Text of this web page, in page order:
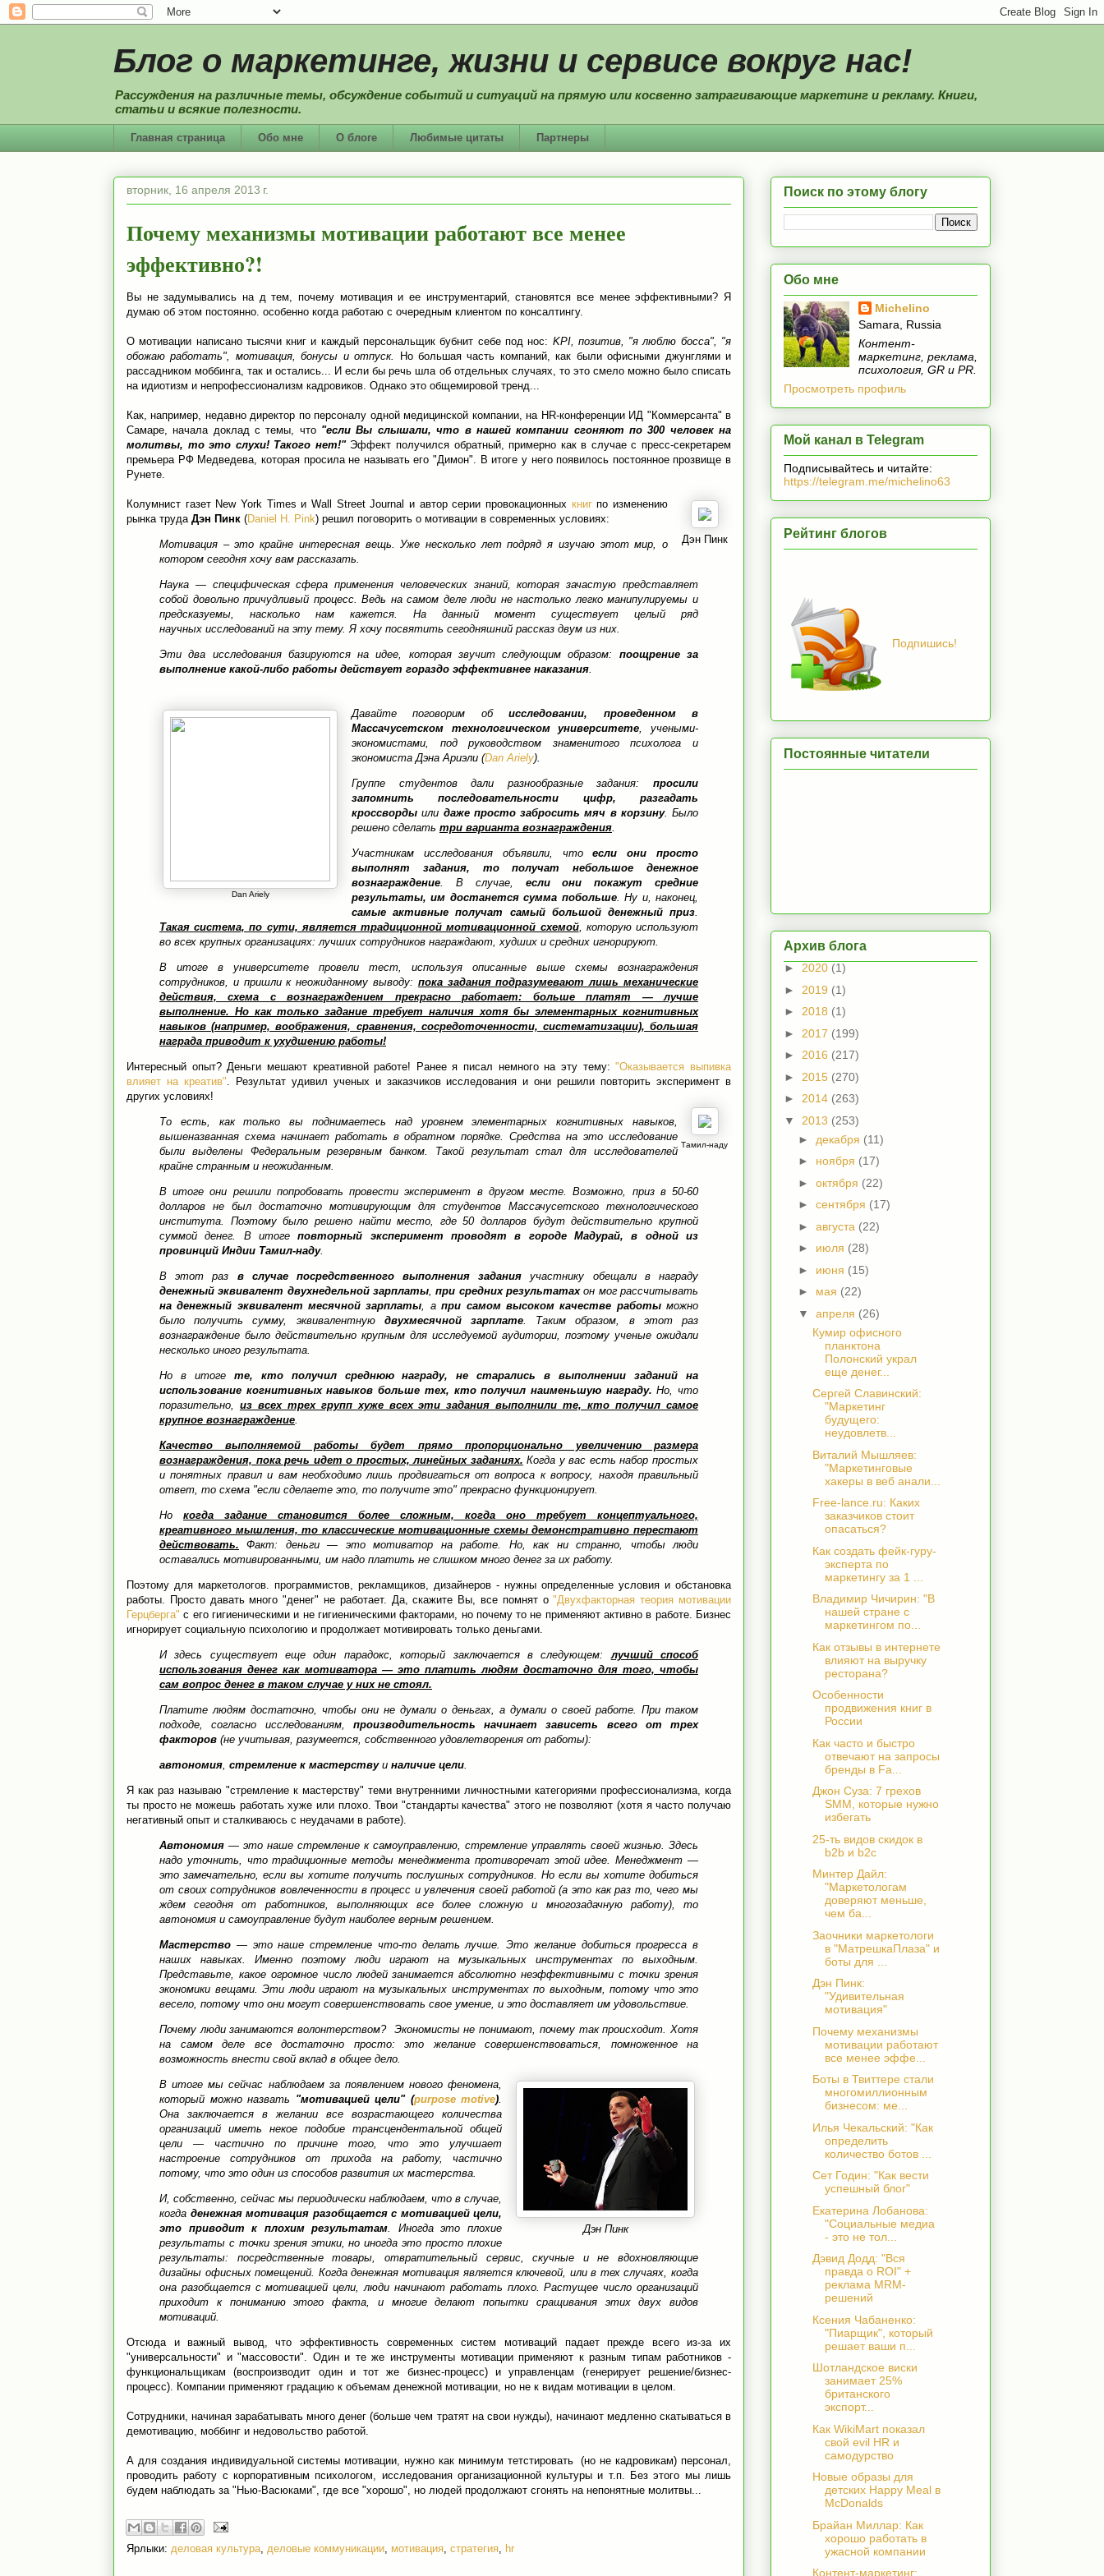
Блог о маркетинге, жизни и сервисе вокруг нас!
Рассуждения на различные темы, обсуждение событий и ситуаций на прямую или косвенно затрагивающие маркетинг и рекламу. Книги,
статьи и всякие полезности.
Главная страница Обо мне О блоге Любимые цитаты Партнеры
вторник, 16 апреля 2013 г.
Почему механизмы мотивации работают все менее
эффективно?!
Вы не задумывались на д тем, почему мотивация и ее инструментарий, становятся все менее эффективными? Я
думаю об этом постоянно. особенно когда работаю с очередным клиентом по консалтингу.
О мотивации написано тысячи книг и каждый персональщик бубнит себе под нос: KPI, позитив, "я люблю босса", "я
обожаю работать", мотивация, бонусы и отпуск.
Но большая часть компаний, как были офисными джунглями и
рассадником моббинга, так и остались... И если бы речь шла об отдельных случаях, то это смело можно было списать
на идиотизм и непрофессионализм кадровиков. Однако это общемировой тренд...
Как, например, недавно директор по персоналу одной медицинской компании, на HR-конференции ИД "Коммерсанта" в
Самаре, начала доклад с темы, что "если Вы слышали, что в нашей компании сгоняют по 300 человек на
молитвы, то это слухи! Такого нет!"Эффект получился обратный, примерно как в случае с пресс-секретарем
премьера РФ Медведева, которая просила не называть его "Димон". В итоге у него появилось постоянное прозвище в
Рунете.
Дэн Пинк
Колумнист газет New York Times и Wall Street Journal и автор серии провокационных книгпо изменению
рынка труда Дэн Пинк (Daniel H. Pink) решил поговорить о мотивации в современных условиях:
Мотивация – это крайне интересная вещь. Уже несколько лет подряд я изучаю этот мир, о
котором сегодня хочу вам рассказать.
Наука — специфическая сфера применения человеческих знаний, которая зачастую представляет
собой довольно причудливый процесс. Ведь на самом деле люди не настолько легко манипулируемы и
предсказуемы, насколько нам кажется. На данный момент существует целый ряд
научных исследований на эту тему. Я хочу посвятить сегодняшний рассказ двум из них.
Эти два исследования базируются на идее, которая звучит следующим образом: поощрение за
выполнение какой-либо работы действует гораздо эффективнее наказания
Dan Ariely
Давайте поговорим обисследовании, проведенном в
Массачусетском технологическом университете , учеными-
экономистами, под руководством знаменитого психолога и
экономиста Дэна Ариэли (Dan Ariely).
Группе студентов дали разнообразные задания: просили
запомнить последовательности цифр, разгадать
кроссворды или даже просто забросить мяч в корзину. Было
решено сделать три варианта вознаграждения
Участникам исследования объявили, чтоесли они просто
выполнят задания, то получат небольшое денежное
вознаграждение . В случае, если они покажут средние
результаты, им достанется сумма побольше. Ну и, наконец,
самые активные получат самый большой денежный приз
Такая система, по сути, является традиционной мотивационной схемой, которую используют
во всех крупных организациях: лучших сотрудников награждают, худших и средних игнорируют.
В итоге в университете провели тест, используя описанные выше схемы вознаграждения
сотрудников, и пришли к неожиданному выводу: пока задания подразумевают лишь механические
действия, схема с вознаграждением прекрасно работает: больше платят — лучше
выполнение. Но как только задание требует наличия хотя бы элементарных когнитивных
навыков (например, воображения, сравнения, сосредоточенности, систематизации), большая
награда приводит к ухудшению работы!
Интересный опыт? Деньги мешают креативной работе! Ранее я писал немного на эту тему:"Оказывается выпивка
влияет на креатив" . Результат удивил ученых и заказчиков исследования и они решили повторить эксперимент в
других условиях!
Тамил-наду
То есть, как только вы поднимаетесь над уровнем элементарных когнитивных навыков,
вышеназванная схема начинает работать в обратном порядке. Средства на это исследование
были выделены Федеральным резервным банком. Такой результат стал для исследователей
крайне странным и неожиданным.
В итоге они решили попробовать провести эксперимент в другом месте. Возможно, приз в 50-60
долларов не был достаточно мотивирующим для студентов Массачусетского технологического
института. Поэтому было решено найти место, где 50 долларов будут действительно крупной
суммой денег. В итогеповторный эксперимент проводят в городе Мадурай, в одной из
провинций Индии Тамил-наду.
В этот раз в случае посредственного выполнения задания участнику обещали в награду
денежный эквивалент двухнедельной зарплаты ,при средних результатахон мог рассчитывать
на денежный эквивалент месячной зарплаты , апри самом высоком качестве работыможно
было получить сумму, эквивалентную двухмесячной зарплате . Таким образом, в этот раз
вознаграждение было действительно крупным для исследуемой аудитории, поэтому ученые ожидали
несколько иного результата.
Но в итоге те, кто получил среднюю награду, не старались в выполнении заданий на
использование когнитивных навыков больше тех, кто получил наименьшую награду. Но, что
поразительно, из всех трех групп хуже всех эти задания выполнили те, кто получил самое
крупное вознаграждение
Качество выполняемой работы будет прямо пропорционально увеличению размера
вознаграждения, пока речь идет о простых, линейных заданиях. Когда у вас есть набор простых
и понятных правил и вам необходимо лишь продвигаться от вопроса к вопросу, находя правильный
ответ, то схема "если сделаете это, то получите это" прекрасно функционирует.
Но когда задание становится более сложным, когда оно требует концептуального,
креативного мышления, то классические мотивационные схемы демонстративно перестают
действовать. Факт: деньги — это мотиватор на работе. Но, как ни странно, чтобы люди
оставались мотивированными, им надо платить не слишком много денег за их работу.
Поэтому для маркетологов. программистов, рекламщиков, дизайнеров - нужны определенные условия и обстановка
работы. Просто давать много "денег" не работает. Да, скажите Вы, все помнят о"Двухфакторная теория мотивации
Герцберга" с его гигиеническими и не гигиеническими факторами, но почему то не применяют активно в работе. Бизнес
игнорирует социальную психологию и продолжает мотивировать только деньгами.
И здесь существует еще один парадокс, который заключается в следующем: лучший способ
использования денег как мотиватора — это платить людям достаточно для того, чтобы
сам вопрос денег в таком случае у них не стоял.
Платите людям достаточно, чтобы они не думали о деньгах, а думали о своей работе. При таком
подходе, согласно исследованиям, производительность начинает зависеть всего от трех
факторов (не учитывая, разумеется, собственного удовлетворения от работы):
автономия стремление к мастерствуи наличие цели
Я как раз называю "стремление к мастерству" теми внутренними личностными категориями профессионализма, когда
ты просто не можешь работать хуже или плохо. Твои "стандарты качества" этого не позволяют (хотя я часто получаю
негативный опыт и сталкиваюсь с неудачами в работе).
Автономия — это наше стремление к самоуправлению, стремление управлять своей жизнью. Здесь
надо уточнить, что традиционные методы менеджмента противоречат этой идее. Менеджмент —
это замечательно, если вы хотите получить послушных сотрудников. Но если вы хотите добиться
от своих сотрудников вовлеченности в процесс и увлечения своей работой (а это как раз то, чего мы
ждем сегодня от работников, выполняющих все более сложную и многозадачную работу), то
автономия и самоуправление будут наиболее верным решением.
Мастерство — это наше стремление что-то делать лучше. Это желание добиться прогресса в
наших навыках. Именно поэтому люди играют на музыкальных инструментах по выходным.
Представьте, какое огромное число людей занимается абсолютно неэффективными с точки зрения
экономики вещами. Эти люди играют на музыкальных инструментах по выходным, потому что это
весело, потому что они могут совершенствовать свое умение, и это доставляет им удовольствие.
Почему люди занимаются волонтерством? Экономисты не понимают, почему так происходит. Хотя
на самом деле все достаточно просто: это желание совершенствоваться, помноженное на
возможность внести свой вклад в общее дело.
Дэн Пинк
В итоге мы сейчас наблюдаем за появлением нового феномена,
который можно назвать "мотивацией цели" (purpose motive)
Она заключается в желании все возрастающего количества
организаций иметь некое подобие трансцендентальной общей
цели — частично по причине того, что это улучшает
настроение сотрудников от прихода на работу, частично
потому, что это один из способов развития их мастерства.
И, собственно, сейчас мы периодически наблюдаем, что в случае,
когда денежная мотивация разобщается с мотивацией цели,
это приводит к плохим результатам . Иногда это плохие
результаты с точки зрения этики, но иногда это просто плохие
результаты: посредственные товары, отвратительный сервис, скучные и не вдохновляющие
дизайны офисных помещений. Когда денежная мотивация является ключевой, или в тех случаях, когда
она разобщается с мотивацией цели, люди начинают работать плохо. Растущее число организаций
приходит к пониманию этого факта, и многие делают попытки сращивания этих двух видов
мотиваций.
Отсюда и важный вывод, что эффективность современных систем мотиваций падает прежде всего из-за их
"универсальности" и "массовости". Один и те же инструменты мотивации применяют к разным типам работников -
функциональщикам (воспроизводит один и тот же бизнес-процесс) и управленцам (генерирует решение/бизнес-
процесс). Компании применяют градацию к объемам денежной мотивации, но не к видам мотивации в целом.
Сотрудники, начиная зарабатывать много денег (больше чем тратят на свои нужды), начинают медленно скатываться в
демотивацию, моббинг и недовольство работой.
А для создания индивидуальной системы мотивации, нужно как минимум тетстировать (но не кадровикам) персонал,
проводить работу с корпоративным психологом, исследования организационной культуры и т.п. Без этого мы лишь
будем наблюдать за "Нью-Васюками", где все "хорошо", но людей продолжают сгонять на непонятные молитвы...
Ярлыки: деловая культура деловые коммуникации мотивация стратегия hr
Поиск по этому блогу
Обо мне
Michelino
Samara, Russia
Контент-
маркетинг, реклама,
психология, GR и PR.
Просмотреть профиль
Мой канал в Telegram
Подписывайтесь и читайте:
https://telegram.me/michelino63
Рейтинг блогов
Подпишись!
Постоянные читатели
Архив блога
► 2020 (1)
► 2019 (1)
► 2018 (1)
► 2017 (199)
► 2016 (217)
► 2015 (270)
► 2014 (263)
▼ 2013 (253)
► декабря (11)
► ноября (17)
► октября (22)
► сентября (17)
► августа (22)
► июля (28)
► июня (15)
► мая (22)
▼ апреля (26)
Кумир офисного
планктона
Полонский украл
еще денег...
Сергей Славинский:
"Маркетинг
будущего:
неудовлетв...
Виталий Мышляев:
"Маркетинговые
хакеры в веб анали...
Free-lance.ru: Каких
заказчиков стоит
опасаться?
Как создать фейк-гуру-
эксперта по
маркетингу за 1 ...
Владимир Чичирин: "В
нашей стране с
маркетингом по...
Как отзывы в интернете
влияют на выручку
ресторана?
Особенности
продвижения книг в
России
Как часто и быстро
отвечают на запросы
бренды в Fa...
Джон Суза: 7 грехов
SMM, которые нужно
избегать
25-ть видов скидок в
b2b и b2c
Минтер Дайл:
"Маркетологам
доверяют меньше,
чем ба...
Заочники маркетологи
в "МатрешкаПлаза" и
боты для ...
Дэн Пинк:
"Удивительная
мотивация"
Почему механизмы
мотивации работают
все менее эффе...
Боты в Твиттере стали
многомиллионным
бизнесом: ме...
Илья Чекальский: "Как
определить
количество ботов ...
Сет Годин: "Как вести
успешный блог"
Екатерина Лобанова:
"Социальные медиа
- это не тол...
Дэвид Додд: "Вся
правда о ROI" +
реклама MRM-
решений
Ксения Чабаненко:
"Пиарщик", который
решает ваши п...
Шотландское виски
занимает 25%
британского
экспорт...
Как WikiMart показал
свой evil HR и
самодурство
Новые образы для
детских Happy Meal в
McDonalds
Брайан Миллар: Как
хорошо работать в
ужасной компании
Контент-маркетинг: